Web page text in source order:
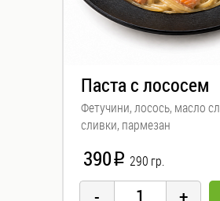
Паста с лососем
Фетучини, лосось, масло
сливки, пармезан
390 i 290 гр.